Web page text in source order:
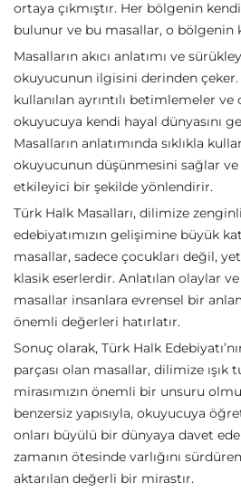
ortaya çıkmıştır. Her bölgenin
bulunur ve bu masallar, o bölgenin
Masalların akıcı anlatımı ve
okuyucunun ilgisini derinden
kullanılan ayrıntılı betimlemeler ve
okuyucuya kendi hayal dünyasını
Masalların anlatımında sıklıkla
okuyucunun düşünmesini sağlar ve
etkileyici bir şekilde yönlendirir.
Türk Halk Masalları, dilimize
edebiyatımızın gelişimine büyük
masallar, sadece çocukları değil,
klasik eserlerdir. Anlatılan olaylar ve
masallar insanlara evrensel bir
önemli değerleri hatırlatır.
Sonuç olarak, Türk Halk
parçası olan masallar, dilimize
mirasımızın önemli bir unsuru
benzersiz yapısıyla, okuyucuya
onları büyülü bir dünyaya davet
zamanın ötesinde varlığını
aktarılan değerli bir mirastır.